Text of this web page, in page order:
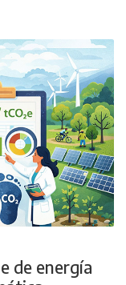
de energía